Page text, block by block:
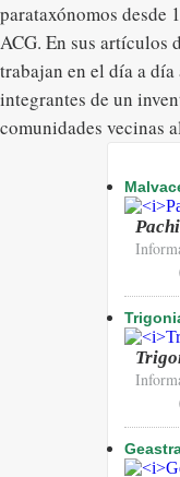
parataxónomos desde
ACG. En sus artículos
trabajan en el día a
integrantes de un
comunidades vecinas